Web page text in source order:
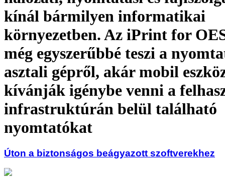
kínál bármilyen informatikai
környezetben. Az iPrint for
még egyszerűbbé teszi a
asztali gépről, akár mobil
kívánják igénybe venni a
infrastruktúrán belül található
nyomtatókat
Úton a biztonságos beágyazott szoftverekhez